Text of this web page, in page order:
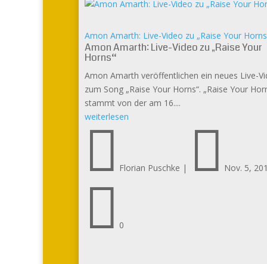
Amon Amarth: Live-Video zu „Raise Your
Amon Amarth: Live-Video zu „Raise Your
Horns“
Amon Amarth veröffentlichen ein neues Live-
zum Song „Raise Your Horns“. „Raise Your
stammt von der am 16....
weiterlesen
 Florian Puschke |  Nov. 5,
 0